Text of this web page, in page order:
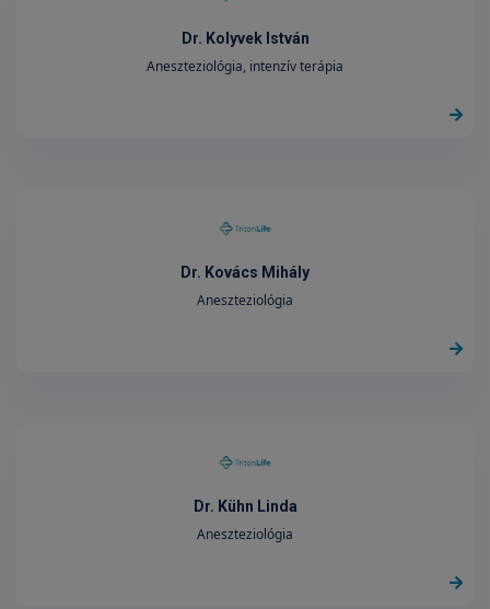
Dr. Kolyvek István
Aneszteziológia, intenzív terápia
Dr. Kovács Mihály
Aneszteziológia
Dr. Kühn Linda
Aneszteziológia